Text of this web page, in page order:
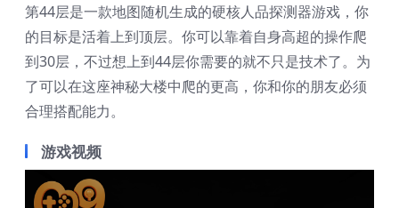
第44层是一款地图随机生成的硬核人品探测器游戏，你
的目标是活着上到顶层。你可以靠着自身高超的操作爬
到30层，不过想上到44层你需要的就不只是技术了。为
了可以在这座神秘大楼中爬的更高，你和你的朋友必须
合理搭配能力。
游戏视频